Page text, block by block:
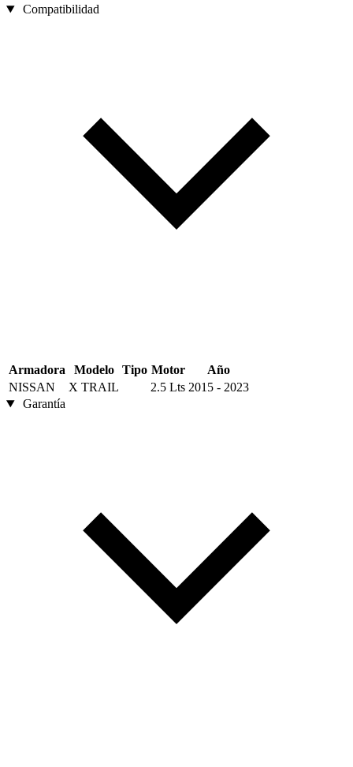
Compatibilidad
Armadora Modelo Tipo Motor
Año
NISSAN
X TRAIL 2.5 Lts 2015 - 2023
Garantía